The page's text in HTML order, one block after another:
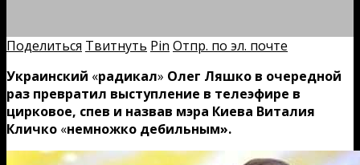
Поделиться Твитнуть Pin Отпр. по эл. почте
Украинский «радикал» Олег Ляшко в очередной
раз превратил выступление в телеэфире в
цирковое, спев и назвав мэра Киева Виталия
Кличко «немножко дебильным».